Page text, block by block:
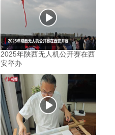
2025年陕西无人机公开赛在西
安举办